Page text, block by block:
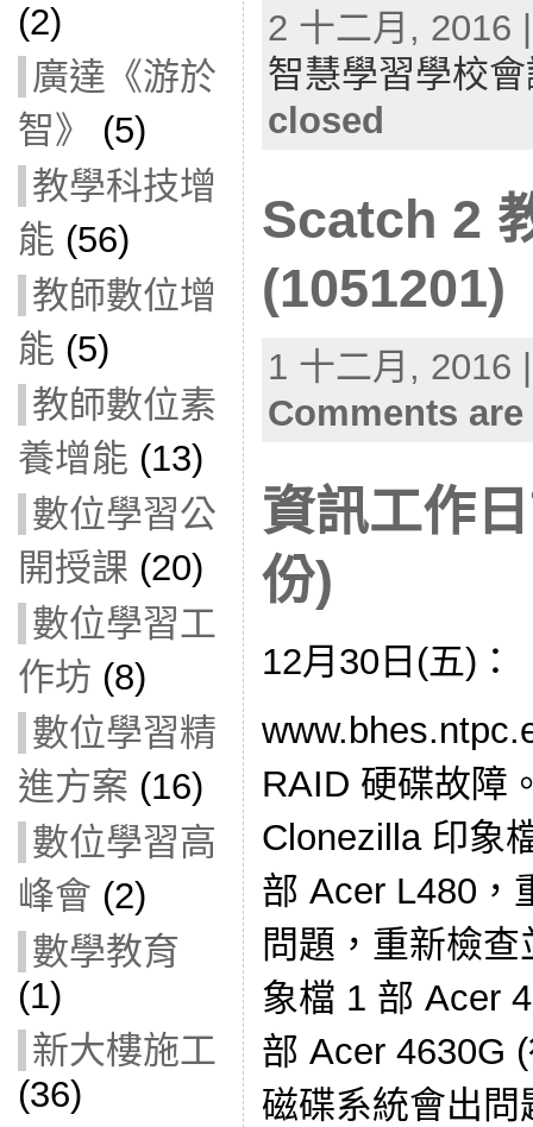
(2)
廣達《游於
智》
(5)
教學科技增
能 (56)
教師數位增
能 (5)
教師數位素
養增能 (13)
數位學習公
開授課 (20)
數位學習工
作坊 (8)
數位學習精
進方案 (16)
數位學習高
峰會 (2)
數學教育
(1)
新大樓施工
(36)
2 十二月, 2016
智慧學習學校
closed
Scatch 2
(1051201)
1 十二月, 2016
Comments
資訊工作
份)
12月30日(五)：
RAID 硬碟故障
Clonezilla 印象
部 Acer L480，
問題，重新檢
象檔 1 部 Acer
部 Acer 4630G
磁碟系統會出